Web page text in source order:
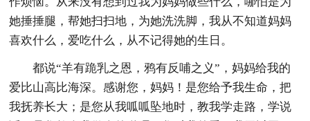
她捶捶腿，帮她扫扫地，为她洗洗脚，我从不知道妈妈
喜欢什么，爱吃什么，从不记得她的生日。
都说“羊有跪乳之恩，鸦有反哺之义”，妈妈给我的
爱比山高比海深。感谢您，妈妈！是您给予我生命，把
我抚养长大；是您从我呱呱坠地时，教我学走路，学说